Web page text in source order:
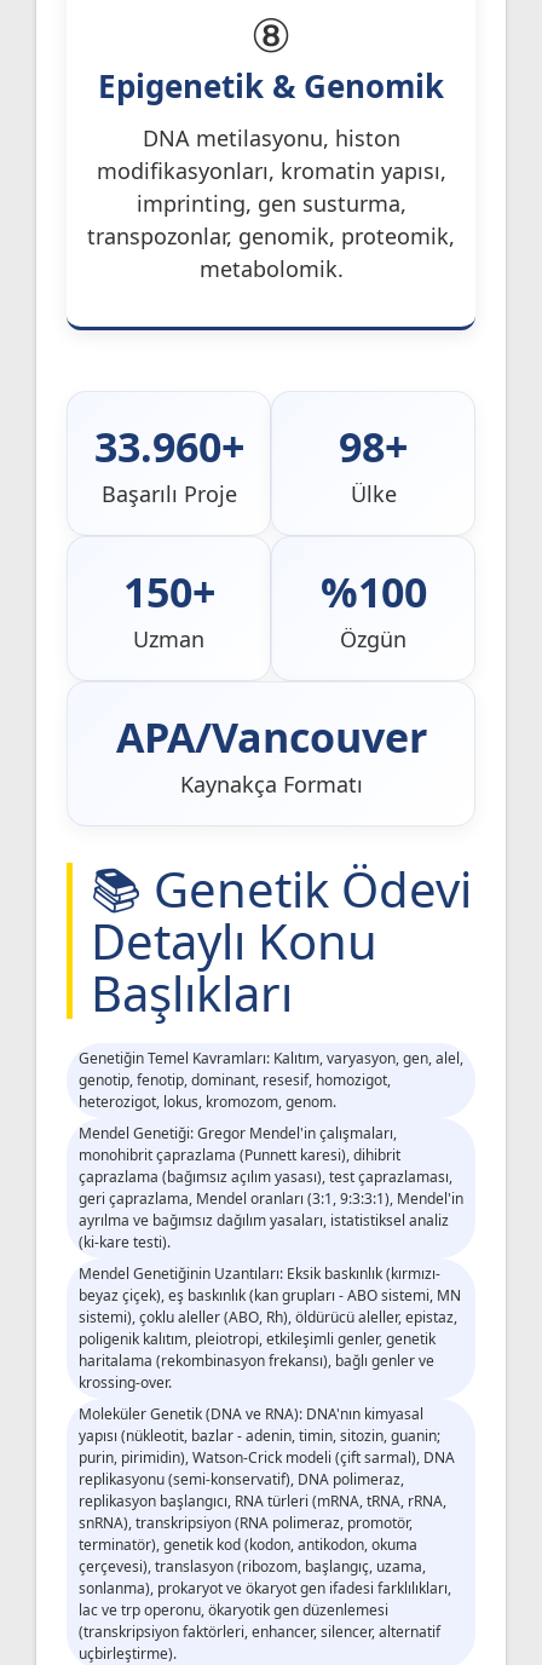
⑧
Epigenetik & Genomik
DNA metilasyonu, histon
modifikasyonları, kromatin yapısı,
imprinting, gen susturma,
transpozonlar, genomik, proteomik,
metabolomik.
33.960+
Başarılı Proje
98+
Ülke
150+
Uzman
%100
Özgün
APA/Vancouver
Kaynakça Formatı
📚 Genetik Ödevi
Detaylı Konu
Başlıkları
Genetiğin Temel Kavramları: Kalıtım, varyasyon, gen, alel,
genotip, fenotip, dominant, resesif, homozigot,
heterozigot, lokus, kromozom, genom.
Mendel Genetiği: Gregor Mendel'in çalışmaları,
monohibrit çaprazlama (Punnett karesi), dihibrit
çaprazlama (bağımsız açılım yasası), test çaprazlaması,
geri çaprazlama, Mendel oranları (3:1, 9:3:3:1), Mendel'in
ayrılma ve bağımsız dağılım yasaları, istatistiksel analiz
(ki-kare testi).
Mendel Genetiğinin Uzantıları: Eksik baskınlık (kırmızı-
beyaz çiçek), eş baskınlık (kan grupları - ABO sistemi, MN
sistemi), çoklu aleller (ABO, Rh), öldürücü aleller, epistaz,
poligenik kalıtım, pleiotropi, etkileşimli genler, genetik
haritalama (rekombinasyon frekansı), bağlı genler ve
krossing-over.
Moleküler Genetik (DNA ve RNA): DNA'nın kimyasal
yapısı (nükleotit, bazlar - adenin, timin, sitozin, guanin;
purin, pirimidin), Watson-Crick modeli (çift sarmal), DNA
replikasyonu (semi-konservatif), DNA polimeraz,
replikasyon başlangıcı, RNA türleri (mRNA, tRNA, rRNA,
snRNA), transkripsiyon (RNA polimeraz, promotör,
terminatör), genetik kod (kodon, antikodon, okuma
çerçevesi), translasyon (ribozom, başlangıç, uzama,
sonlanma), prokaryot ve ökaryot gen ifadesi farklılıkları,
lac ve trp operonu, ökaryotik gen düzenlemesi
(transkripsiyon faktörleri, enhancer, silencer, alternatif
uçbirleştirme).